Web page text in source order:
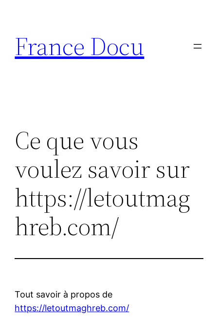
contenu
France Docu
Ce que vous
voulez savoir sur
https://letoutmag
hreb.com/
Tout savoir à propos de
https://letoutmaghreb.com/